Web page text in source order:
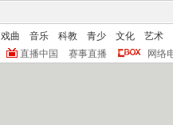
戏曲 音乐 科教 青少 文化
艺术
直播中国 赛事直播 网络